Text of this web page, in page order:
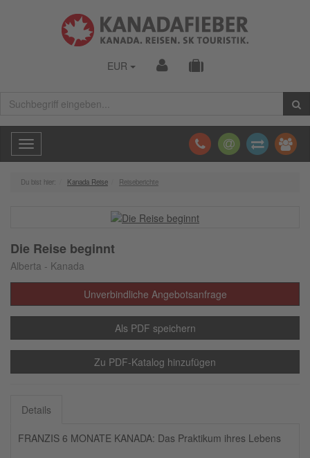
EUR
Toggle
navigation
Du bist hier: Kanada Reise Reiseberichte
Die Reise beginnt
Alberta - Kanada
Unverbindliche Angebotsanfrage
Als PDF speichern
Zu PDF-Katalog hinzufügen
Details
FRANZIS 6 MONATE KANADA: Das Praktikum ihres Lebens